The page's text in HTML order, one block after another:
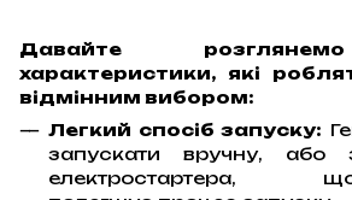
Давайте
характеристики, які
відмінним вибором:
Легкий спосіб запуску:
запускати вручну, або